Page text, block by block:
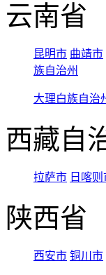
云南省
昆明市 曲靖市
族自治州
大理白族自治
西藏自
拉萨市 日喀则
陕西省
西安市 铜川市